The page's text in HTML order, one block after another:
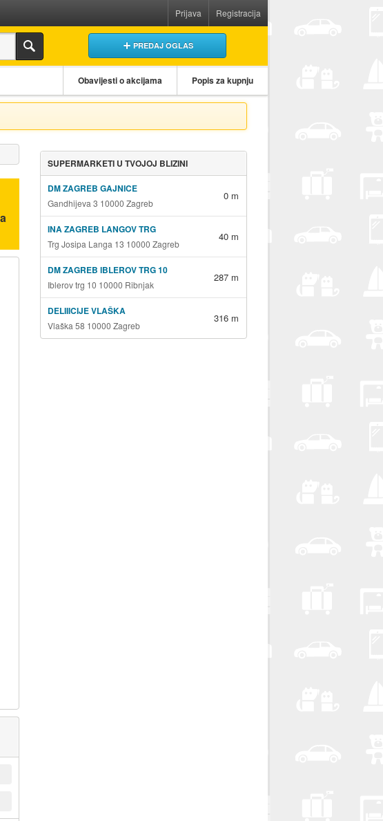
Prijava Registracija
PREDAJ OGLAS
Obavijesti o akcijama Popis za kupnju
SUPERMARKETI U TVOJOJ BLIZINI
DM ZAGREB GAJNICE
Gandhijeva 3 10000 Zagreb
0 m
INA ZAGREB LANGOV TRG
Trg Josipa Langa 13 10000 Zagreb
40 m
DM ZAGREB IBLEROV TRG 10
Iblerov trg 10 10000 Ribnjak
287 m
DELIIICIJE VLAŠKA
Vlaška 58 10000 Zagreb
316 m